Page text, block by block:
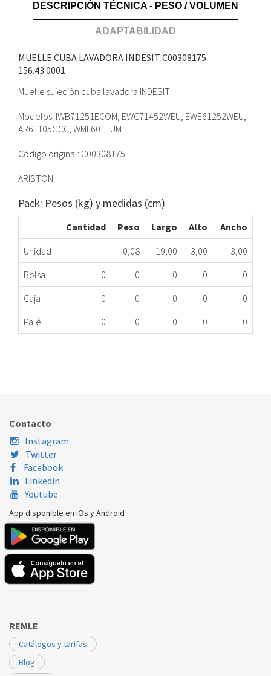
DESCRIPCIÓN TÉCNICA - PESO / VOLUMEN
ADAPTABILIDAD
MUELLE CUBA LAVADORA INDESIT C00308175
156.43.0001
Muelle sujeción cuba lavadora INDESIT
Modelos: IWB71251ECOM, EWC71452WEU, EWE61252WEU,
AR6F105GCC, WML601EUM
Código original: C00308175
ARISTON
Pack: Pesos (kg) y medidas (cm)
Cantidad Peso Largo Alto
Ancho
Unidad
0,08 19,00 3,00
3,00
Bolsa
0 0 0 0
0
Caja
0 0 0 0
0
Palé
0 0 0 0 0
ARISTON
ARISTON
INDESIT
INDESIT
EWC81483WEU
INDESIT
INDESIT
EWD71051WEU
INDESIT
EWD71251WEU
INDESIT
INDESIT
IWB71251ECOM
Contacto
Instagram
Twitter
Facebook
Linkedin
Youtube
App disponible en iOs y Android
REMLE
Catálogos y tarifas
Blog